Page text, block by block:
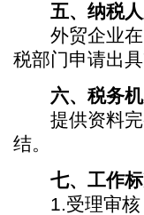
五、纳税
外贸企业在
税部门申请出
六、税务
提供资料完
结。
七、工作
1.受理审核